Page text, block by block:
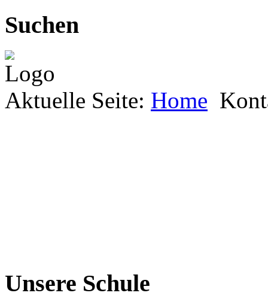
Suchen
Aktuelle Seite: Home
Unsere Schule